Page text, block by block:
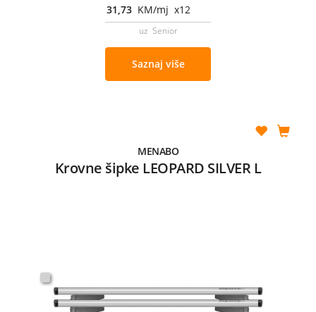
31,73 KM/mj x12
uz Senior
Saznaj više
MENABO
Krovne šipke LEOPARD SILVER L